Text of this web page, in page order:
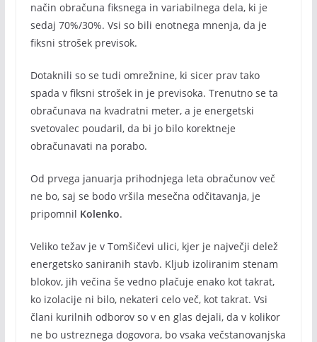
način obračuna fiksnega in variabilnega dela, ki je
sedaj 70%/30%. Vsi so bili enotnega mnenja, da je
fiksni strošek previsok.
Dotaknili so se tudi omrežnine, ki sicer prav tako
spada v fiksni strošek in je previsoka. Trenutno se ta
obračunava na kvadratni meter, a je energetski
svetovalec poudaril, da bi jo bilo korektneje
obračunavati na porabo.
Od prvega januarja prihodnjega leta obračunov več
ne bo, saj se bodo vršila mesečna odčitavanja, je
pripomnil Kolenko.
Veliko težav je v Tomšičevi ulici, kjer je največji delež
energetsko saniranih stavb. Kljub izoliranim stenam
blokov, jih večina še vedno plačuje enako kot takrat,
ko izolacije ni bilo, nekateri celo več, kot takrat. Vsi
člani kurilnih odborov so v en glas dejali, da v kolikor
ne bo ustreznega dogovora, bo vsaka večstanovanjska